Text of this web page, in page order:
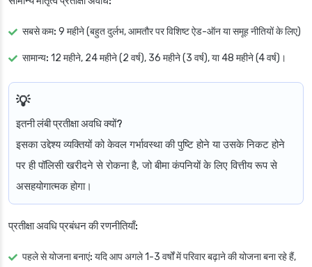
सबसे कम: 9 महीने (बहुत दुर्लभ, आमतौर पर विशिष्ट ऐड-ऑन या समूह नीतियों के लिए)
सामान्य: 12 महीने, 24 महीने (2 वर्ष), 36 महीने (3 वर्ष), या 48 महीने (4 वर्ष)।
इतनी लंबी प्रतीक्षा अवधि क्यों?
इसका उद्देश्य व्यक्तियों को केवल गर्भावस्था की पुष्टि होने या उसके निकट होने
पर ही पॉलिसी खरीदने से रोकना है, जो बीमा कंपनियों के लिए वित्तीय रूप से
असहयोगात्मक होगा।
प्रतीक्षा अवधि प्रबंधन की रणनीतियाँ:
पहले से योजना बनाएं: यदि आप अगले 1-3 वर्षों में परिवार बढ़ाने की योजना बना रहे हैं,